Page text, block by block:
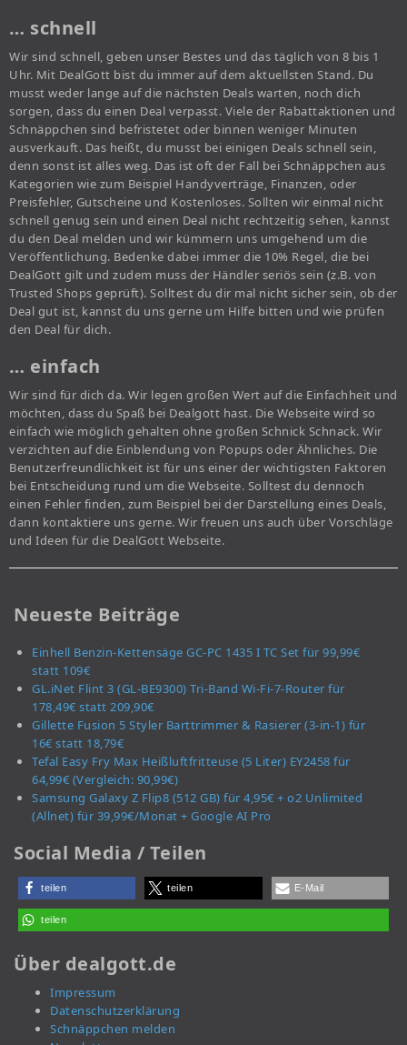
… schnell
Wir sind schnell, geben unser Bestes und das täglich von 8 bis 1
Uhr. Mit DealGott bist du immer auf dem aktuellsten Stand. Du
musst weder lange auf die nächsten Deals warten, noch dich
sorgen, dass du einen Deal verpasst. Viele der Rabattaktionen und
Schnäppchen sind befristetet oder binnen weniger Minuten
ausverkauft. Das heißt, du musst bei einigen Deals schnell sein,
denn sonst ist alles weg. Das ist oft der Fall bei Schnäppchen aus
Kategorien wie zum Beispiel Handyverträge, Finanzen, oder
Preisfehler, Gutscheine und Kostenloses. Sollten wir einmal nicht
schnell genug sein und einen Deal nicht rechtzeitig sehen, kannst
du den Deal melden und wir kümmern uns umgehend um die
Veröffentlichung. Bedenke dabei immer die 10% Regel, die bei
DealGott gilt und zudem muss der Händler seriös sein (z.B. von
Trusted Shops geprüft). Solltest du dir mal nicht sicher sein, ob der
Deal gut ist, kannst du uns gerne um Hilfe bitten und wie prüfen
den Deal für dich.
… einfach
Wir sind für dich da. Wir legen großen Wert auf die Einfachheit und
möchten, dass du Spaß bei Dealgott hast. Die Webseite wird so
einfach wie möglich gehalten ohne großen Schnick Schnack. Wir
verzichten auf die Einblendung von Popups oder Ähnliches. Die
Benutzerfreundlichkeit ist für uns einer der wichtigsten Faktoren
bei Entscheidung rund um die Webseite. Solltest du dennoch
einen Fehler finden, zum Beispiel bei der Darstellung eines Deals,
dann kontaktiere uns gerne. Wir freuen uns auch über Vorschläge
und Ideen für die DealGott Webseite.
Neueste Beiträge
Einhell Benzin-Kettensäge GC-PC 1435 I TC Set für 99,99€
statt 109€
GL.iNet Flint 3 (GL-BE9300) Tri-Band Wi-Fi-7-Router für
178,49€ statt 209,90€
Gillette Fusion 5 Styler Barttrimmer & Rasierer (3-in-1) für
16€ statt 18,79€
Tefal Easy Fry Max Heißluftfritteuse (5 Liter) EY2458 für
64,99€ (Vergleich: 90,99€)
Samsung Galaxy Z Flip8 (512 GB) für 4,95€ + o2 Unlimited
(Allnet) für 39,99€/Monat + Google AI Pro
Social Media / Teilen
teilen teilen E-Mail
teilen
Über dealgott.de
Impressum
Datenschutzerklärung
Schnäppchen melden